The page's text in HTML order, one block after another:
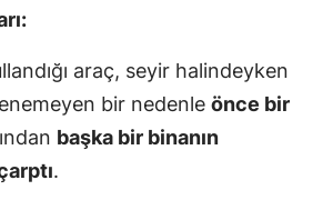
araç, seyir halindeyken
bir nedenle önce bir
başka bir binanın
.